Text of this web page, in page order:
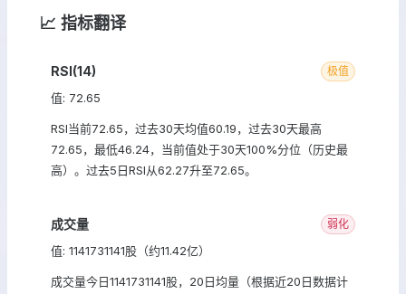
📈 指标翻译
RSI(14) 极值
值: 72.65
RSI当前72.65，过去30天均值60.19，过去30天最高
72.65，最低46.24，当前值处于30天100%分位（历史最
高）。过去5日RSI从62.27升至72.65。
成交量 弱化
值: 1141731141股（约11.42亿）
成交量今日1141731141股，20日均量（根据近20日数据计